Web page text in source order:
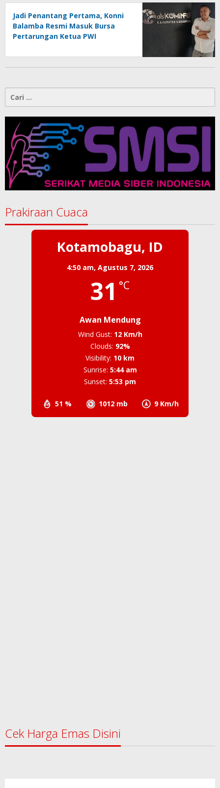
Jadi Penantang Pertama, Konni
Balamba Resmi Masuk Bursa
Pertarungan Ketua PWI
Cari
untuk:
Prakiraan Cuaca
Kotamobagu, ID
4:50 am, Agustus 7, 2026
31 °C
Awan Mendung
51 % 1012 mb 9 Km/h
Wind Gust: 12 Km/h
Clouds: 92%
Visibility: 10 km
Sunrise: 5:44 am
Sunset: 5:53 pm
Cek Harga Emas Disini